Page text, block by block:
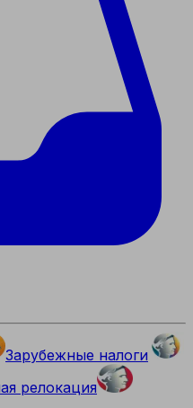
Зарубежные налоги
релокация